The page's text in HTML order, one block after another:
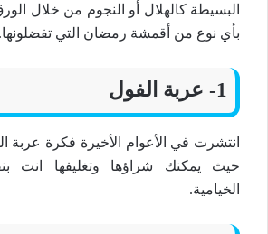
البسيطة كالهلال أو النجوم من خلال
بأي نوع من أقمشة رمضان التي تفضلونها.
1- عربة الفول
انتشرت في الأعوام الأخيرة فكرة عربة
حيث يمكنك شراؤها وتغليفها
الخيامية.